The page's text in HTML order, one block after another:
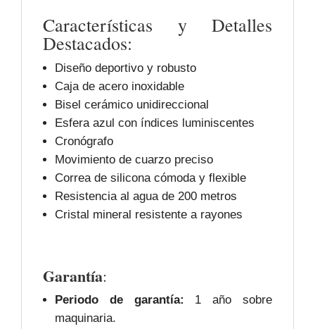
Características y Detalles
Destacados:
Diseño deportivo y robusto
Caja de acero inoxidable
Bisel cerámico unidireccional
Esfera azul con índices luminiscentes
Cronógrafo
Movimiento de cuarzo preciso
Correa de silicona cómoda y flexible
Resistencia al agua de 200 metros
Cristal mineral resistente a rayones
Garantía:
Periodo de garantía: 1 año sobre
maquinaria.